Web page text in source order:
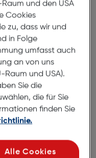
und
mit einem
und den USA
Cookies
zu, dass wir und
in Folge
umfasst auch
an von uns
und USA).
Sie die
die für Sie
finden Sie
Alle Cookies